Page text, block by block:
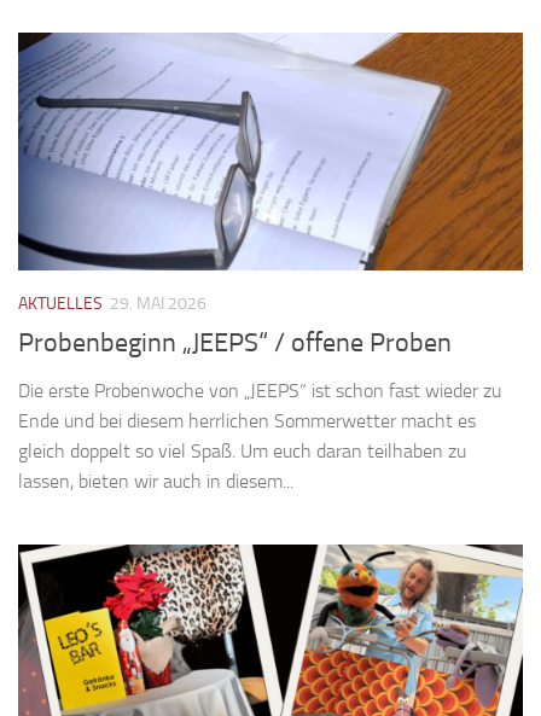
AKTUELLES 29. MAI 2026
Probenbeginn „JEEPS“ / offene Proben
Die erste Probenwoche von „JEEPS“ ist schon fast wieder zu
Ende und bei diesem herrlichen Sommerwetter macht es
gleich doppelt so viel Spaß. Um euch daran teilhaben zu
lassen, bieten wir auch in diesem...